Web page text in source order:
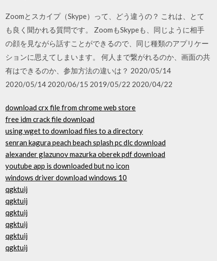
Zoomとスカイプ（Skype）って、どう違うの？ これは、とて
も良く聞かれる質問です。 ZoomもSkypeも、同じように相手
の顔を見ながら話すことができるので、同じ種類のアプリケー
ションに思えてしまいます。 何人まで繋がれるのか、画面の共
有はできるのか、参加方法の違いは？ 2020/05/14
2020/05/14 2020/06/15 2019/05/22 2020/04/22
download crx file from chrome web store
free idm crack file download
using wget to download files to a directory
senran kagura peach beach splash pc dlc download
alexander glazunov mazurka oberek pdf download
youtube app is downloaded but no icon
windows driver download windows 10
qgktuij
qgktuij
qgktuij
qgktuij
qgktuij
qgktuij